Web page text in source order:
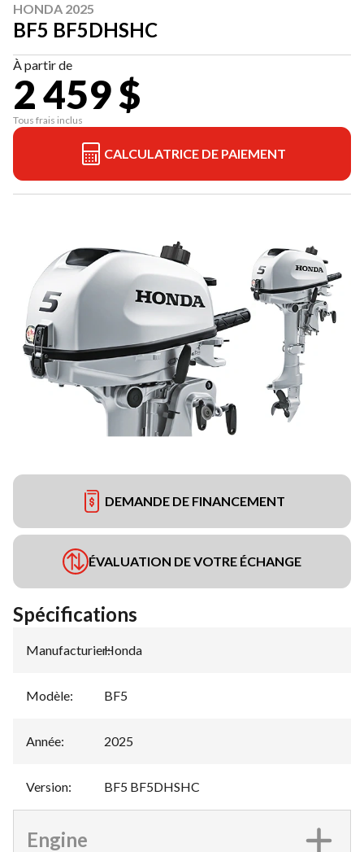
HONDA 2025
BF5 BF5DHSHC
À partir de
2 459 $
Tous frais inclus
CALCULATRICE DE PAIEMENT
DEMANDE DE FINANCEMENT
ÉVALUATION DE VOTRE ÉCHANGE
Spécifications
Manufacturier:
Honda
Modèle: BF5
Année: 2025
Version: BF5 BF5DHSHC
Engine